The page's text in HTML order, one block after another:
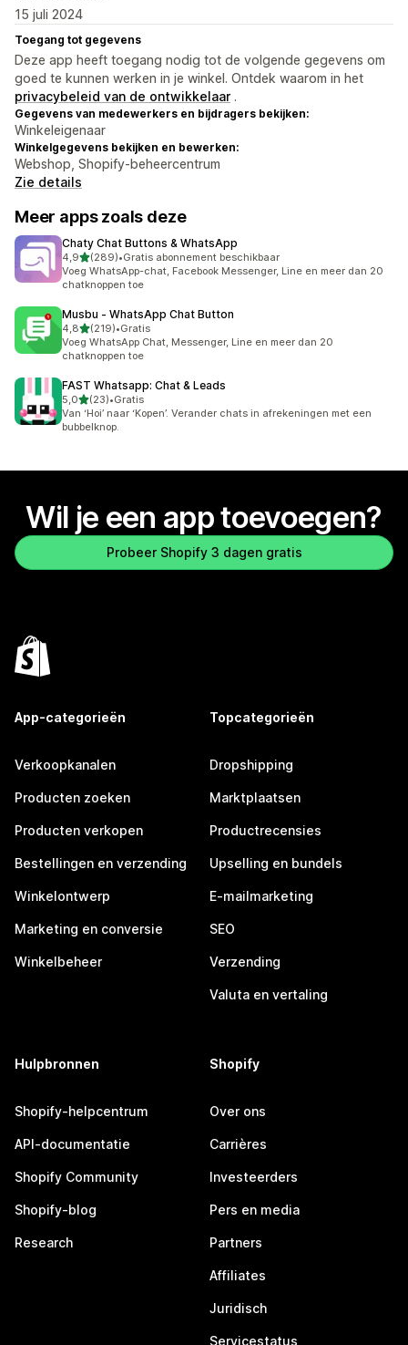
15 juli 2024
Toegang tot gegevens
Deze app heeft toegang nodig tot de volgende gegevens om
goed te kunnen werken in je winkel. Ontdek waarom in het
privacybeleid van de ontwikkelaar .
Gegevens van medewerkers en bijdragers bekijken:
Winkeleigenaar
Winkelgegevens bekijken en bewerken:
Webshop, Shopify-beheercentrum
Zie details
Meer apps zoals deze
Chaty Chat Buttons & WhatsApp
4,9van 5 sterren
(289)
289 recensies in totaal
•Gratis abonnement beschikbaar
Voeg WhatsApp-chat, Facebook Messenger, Line en meer dan 20
chatknoppen toe
Musbu ‑ WhatsApp Chat Button
4,8van 5 sterren
(219)
219 recensies in totaal
•Gratis
Voeg WhatsApp Chat, Messenger, Line en meer dan 20
chatknoppen toe
FAST Whatsapp: Chat & Leads
5,0van 5 sterren
(23)
23 recensies in totaal
•Gratis
Van ‘Hoi’ naar ‘Kopen’. Verander chats in afrekeningen met een
bubbelknop.
Wil je een app toevoegen?
Probeer Shopify 3 dagen gratis
App-categorieën
Verkoopkanalen
Producten zoeken
Producten verkopen
Bestellingen en verzending
Winkelontwerp
Marketing en conversie
Winkelbeheer
Topcategorieën
Dropshipping
Marktplaatsen
Productrecensies
Upselling en bundels
E-mailmarketing
SEO
Verzending
Valuta en vertaling
Hulpbronnen
Shopify-helpcentrum
API-documentatie
Shopify Community
Shopify-blog
Research
Shopify
Over ons
Carrières
Investeerders
Pers en media
Partners
Affiliates
Juridisch
Servicestatus